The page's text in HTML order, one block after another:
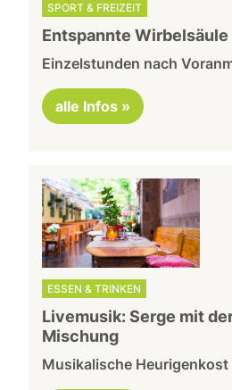
SPORT & FREIZEIT
Entspannte Wirbelsäule
Einzelstunden nach
alle Infos »
ESSEN & TRINKEN
Livemusik: Serge mit
Mischung
Musikalische Heurigenkost